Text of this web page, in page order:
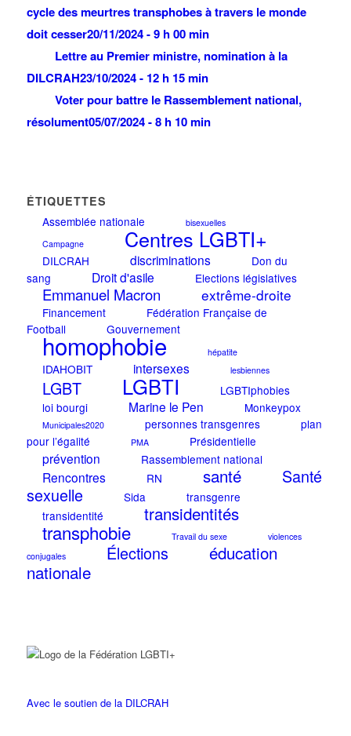
cycle des meurtres transphobes à travers le monde
doit cesser20/11/2024 - 9 h 00 min
Lettre au Premier ministre, nomination à la
DILCRAH23/10/2024 - 12 h 15 min
Voter pour battre le Rassemblement national,
résolument05/07/2024 - 8 h 10 min
ÉTIQUETTES
Assemblée nationale
bisexuelles
Campagne
Centres LGBTI+
DILCRAH discriminations
Don du
sang
Droit d'asile Elections législatives
Emmanuel Macron extrême-droite
Financement
Fédération Française de
Football
Gouvernement
homophobie hépatite
IDAHOBIT intersexes lesbiennes
LGBT LGBTI
LGBTIphobies
loi bourgi
Marine le Pen Monkeypox
Municipales2020 personnes transgenres
plan
pour l’égalité
PMA Présidentielle
prévention Rassemblement national
Rencontres RN santé
Santé
sexuelle
Sida
transgenre
transidentité
transidentités
transphobie Travail du sexe
violences
conjugales
Élections
éducation
nationale
Avec le soutien de la DILCRAH